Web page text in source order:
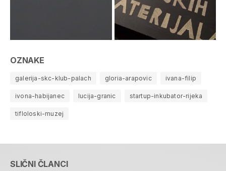
OZNAKE
galerija-skc-klub-palach gloria-arapovic ivana-filip
ivona-habijanec lucija-granic startup-inkubator-rijeka
tifloloski-muzej
SLIČNI ČLANCI